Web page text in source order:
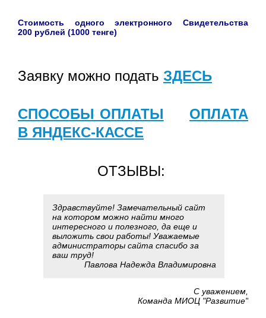
Стоимость одного электронного Свидетельства
200 рублей (1000 тенге)
Заявку можно подать ЗДЕСЬ
СПОСОБЫ ОПЛАТЫ
ОПЛАТА
В ЯНДЕКС-КАССЕ
ОТЗЫВЫ:
Здравствуйте! Замечательный сайт
на котором можно найти много
интересного и полезного, да еще и
выложить свои работы! Уважаемые
администраторы сайта спасибо за
ваш труд!
Павлова Надежда Владимировна
С уважением,
Команда МИОЦ "Развитие"